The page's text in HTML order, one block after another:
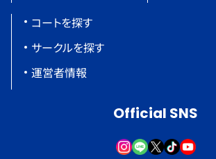
コートを探す
サークルを探す
運営者情報
Official SNS